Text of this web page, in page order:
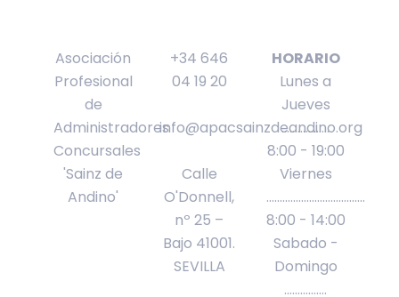
Asociación
Profesional
de
Administradores
Concursales
'Sainz de
Andino'
+34 646
04 19 20
info@apacsainzdeandino.org
Calle
O'Donnell,
nº 25 –
Bajo 41001.
SEVILLA
HORARIO
Lunes a
Jueves
..................
8:00 - 19:00
Viernes
.....................................
8:00 - 14:00
Sabado -
Domingo
................